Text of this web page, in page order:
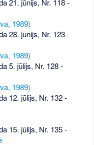
1989)
28. jūnijs, Nr. 123-
1989)
5. jūlijs, Nr. 128-
1989)
12. jūlijs, Nr. 132-
15. jūlijs, Nr. 135-